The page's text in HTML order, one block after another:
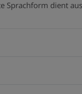
Sprachform dient